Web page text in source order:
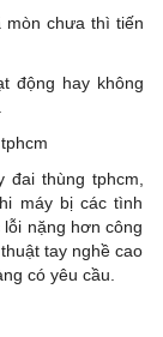
mòn chưa thì tiến
động hay không
thùng tphcm,
máy bị các tình
nặng hơn công
tay nghề cao
có yêu cầu.